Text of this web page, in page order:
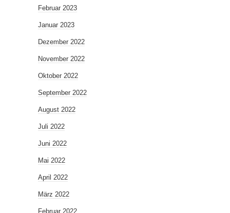
Februar 2023
Januar 2023
Dezember 2022
November 2022
Oktober 2022
September 2022
August 2022
Juli 2022
Juni 2022
Mai 2022
April 2022
März 2022
Februar 2022